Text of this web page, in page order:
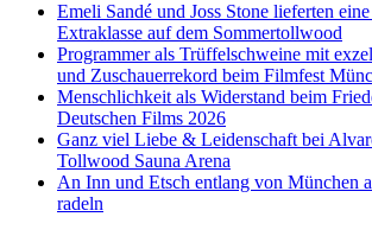
Emeli Sandé und Joss Stone lieferten
Extraklasse auf dem Sommertollwood
Programmer als Trüffelschweine mit
und Zuschauerrekord beim Filmfest
Menschlichkeit als Widerstand beim
Deutschen Films 2026
Ganz viel Liebe & Leidenschaft bei
Tollwood Sauna Arena
An Inn und Etsch entlang von München
radeln